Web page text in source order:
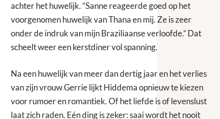
achter het huwelijk. “Sanne reageerde goed op het
voorgenomen huwelijk van Thana en mij. Ze is zeer
onder de indruk van mijn Braziliaanse verloofde.” Dat
scheelt weer een kerstdiner vol spanning.
Na een huwelijk van meer dan dertig jaar en het verlies
van zijn vrouw Gerrie lijkt Hiddema opnieuw te kiezen
voor rumoer en romantiek. Of het liefde is of levenslust
laat zich raden. Eén ding is zeker: saai wordt het nooit